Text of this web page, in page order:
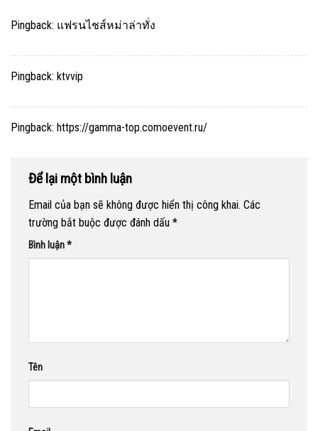
Pingback: แฟรนไชส์หม่าล่าทั่ง
Pingback: ktvvip
Pingback: https://gamma-top.comoevent.ru/
Để lại một bình luận
Email của bạn sẽ không được hiển thị công khai. Các
trường bắt buộc được đánh dấu *
Bình luận*
Tên